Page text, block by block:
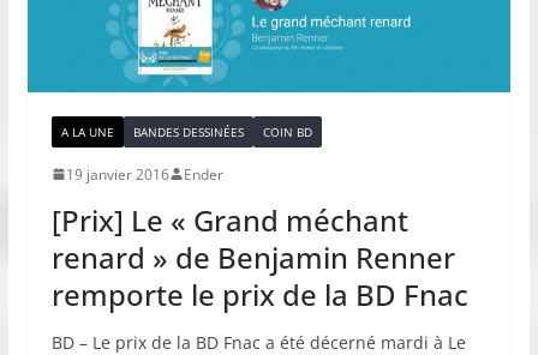
A LA UNE BANDES DESSINÉES COIN BD
19 janvier 2016 Ender
[Prix] Le « Grand méchant
renard » de Benjamin Renner
remporte le prix de la BD Fnac
BD – Le prix de la BD Fnac a été décerné mardi à Le